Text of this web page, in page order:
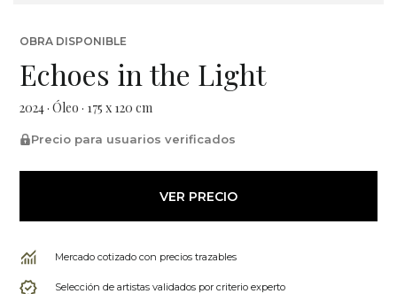
OBRA DISPONIBLE
Echoes in the Light
2024 · Óleo · 175 x 120 cm
Precio para usuarios verificados
VER PRECIO
Mercado cotizado con precios trazables
Selección de artistas validados por criterio experto